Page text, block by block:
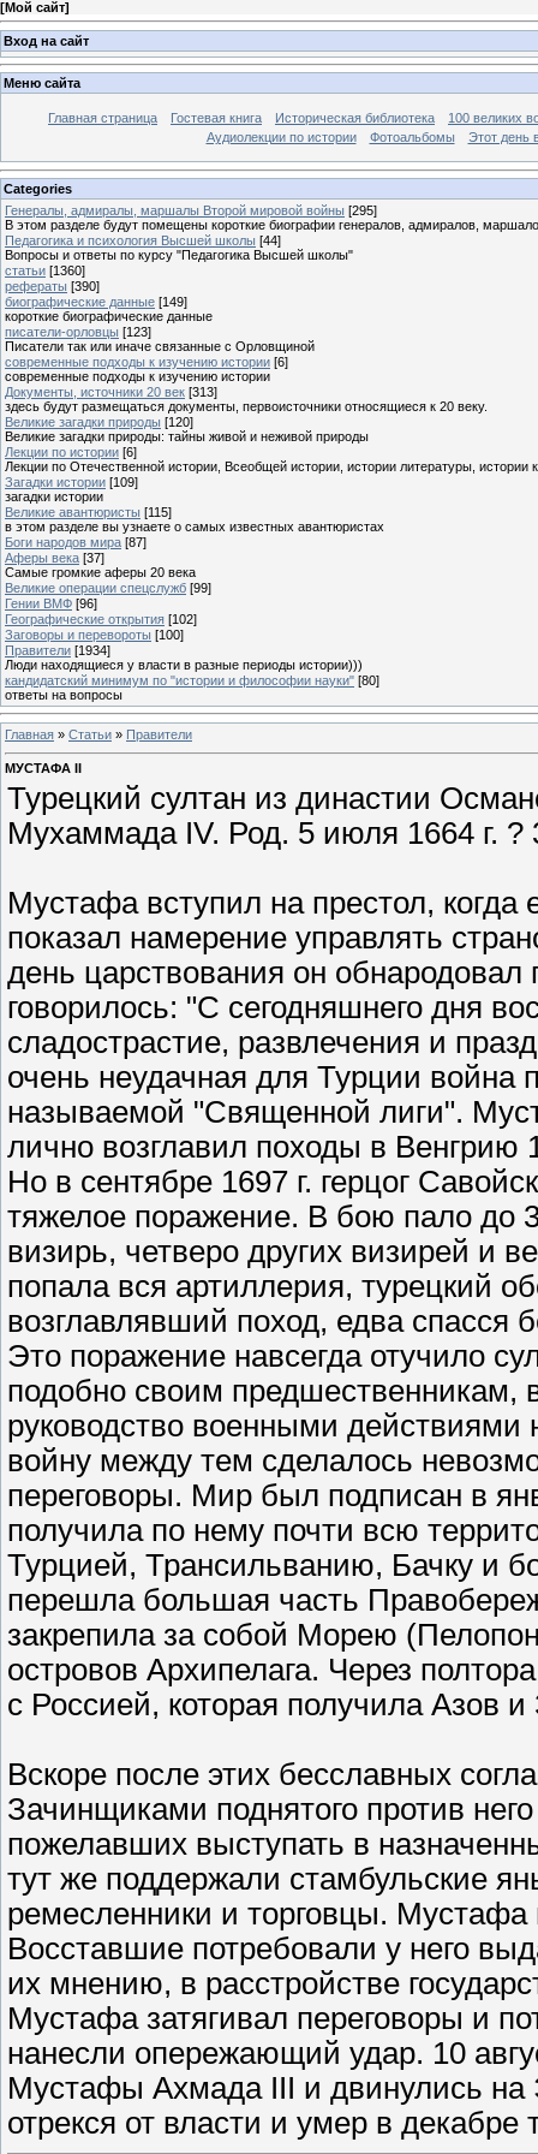
[Мой сайт]
Вход на сайт
Меню сайта
Главная страница Гостевая книга Историческая библиотека
100 великих
Аудиолекции по истории
Фотоальбомы Этот день
Categories
Генералы, адмиралы, маршалы Второй мировой войны [295]
В этом разделе будут помещены короткие биографии генералов, адмиралов,
Педагогика и психология Высшей школы [44]
Вопросы и ответы по курсу "Педагогика Высшей школы"
статьи [1360]
рефераты [390]
биографические данные [149]
короткие биографические данные
писатели-орловцы [123]
Писатели так или иначе связанные с Орловщиной
современные подходы к изучению истории [6]
современные подходы к изучению истории
Документы, источники 20 век [313]
здесь будут размещаться документы, первоисточники относящиеся к 20 веку.
Великие загадки природы [120]
Великие загадки природы: тайны живой и неживой природы
Лекции по истории [6]
Лекции по Отечественной истории, Всеобщей истории, истории литературы, истории
Загадки истории [109]
загадки истории
Великие авантюристы [115]
в этом разделе вы узнаете о самых известных авантюристах
Боги народов мира [87]
Аферы века [37]
Самые громкие аферы 20 века
Великие операции спецслужб [99]
Гении ВМФ [96]
Географические открытия [102]
Заговоры и перевороты [100]
Правители [1934]
Люди находящиеся у власти в разные периоды истории)))
кандидатский минимум по "истории и философии науки" [80]
ответы на вопросы
Главная » Статьи » Правители
МУСТАФА II
Турецкий султан из династии
Мухаммада IV. Род. 5 июля 1664 г. ?
Мустафа вступил на престол,
показал намерение управлять
день царствования он
говорилось: "С сегодняшнего дня
сладострастие, развлечения и
очень неудачная для Турции война
называемой "Священной лиги".
лично возглавил походы в Венгрию
Но в сентябре 1697 г. герцог
тяжелое поражение. В бою пало до
визирь, четверо других визирей и
попала вся артиллерия, турецкий
возглавлявший поход, едва спасся
Это поражение навсегда отучило
подобно своим предшественникам,
руководство военными
войну между тем сделалось
переговоры. Мир был подписан в
получила по нему почти всю
Турцией, Трансильванию, Бачку и
перешла большая часть
закрепила за собой Морею
островов Архипелага. Через
с Россией, которая получила Азов
Вскоре после этих бесславных
Зачинщиками поднятого против
пожелавших выступать в
тут же поддержали стамбульские
ремесленники и торговцы.
Восставшие потребовали у него
их мнению, в расстройстве
Мустафа затягивал переговоры и
нанесли опережающий удар. 10
Мустафы Ахмада III и двинулись
отрекся от власти и умер в декабре